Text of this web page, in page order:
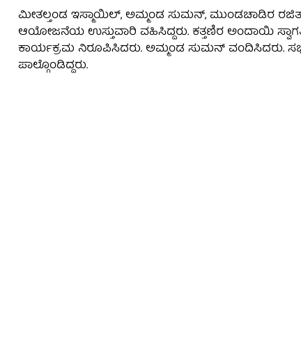
ಮೀತಲ್ತಂಡ ಇಸ್ಮಾಯಿಲ್, ಅಮ್ಮಂಡ ಸುಮನ್, ಮುಂಡಚಾಡಿರ
ಆಯೋಜನೆಯ ಉಸ್ತುವಾರಿ ವಹಿಸಿದ್ದರು. ಕತ್ತಣಿರ ಅಂದಾಯಿ
ಕಾರ್ಯಕ್ರಮ ನಿರೂಪಿಸಿದರು. ಅಮ್ಮಂಡ ಸುಮನ್ ವಂದಿಸಿದರು.
ಪಾಲ್ಗೊಂಡಿದ್ದರು.